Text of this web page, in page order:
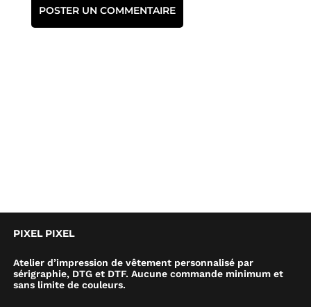
PIXEL PIXEL
Atelier d’impression de vêtement personnalisé par
sérigraphie, DTG et DTF. Aucune commande minimum et
sans limite de couleurs.